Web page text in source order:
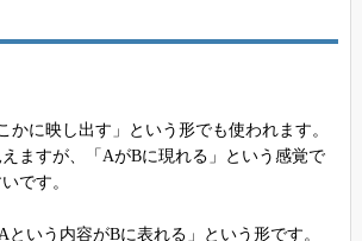
かに映し出す」という形でも使われます。
ますが、「AがBに現れる」という感覚で
です。
という内容がBに表れる」という形です。